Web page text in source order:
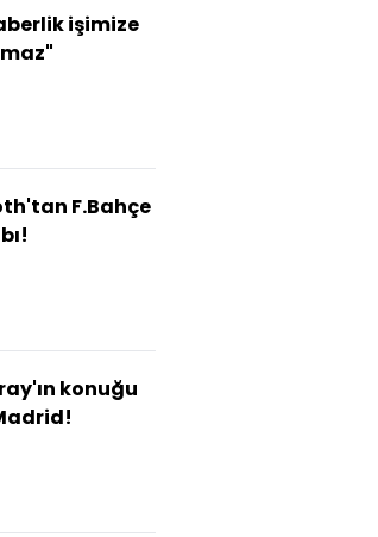
işimize
F.Bahçe
konuğu